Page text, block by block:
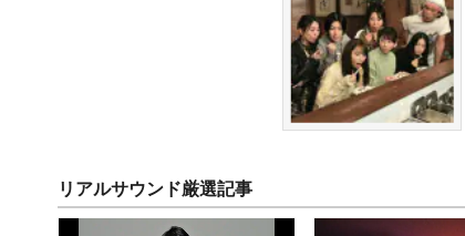
リアルサウンド厳選記事